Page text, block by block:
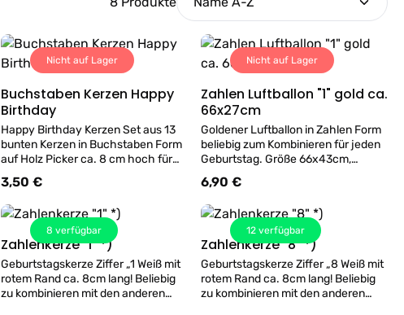
Nicht auf Lager
Details
Buchstaben Kerzen Happy
Birthday
Happy Birthday Kerzen Set aus 13
bunten Kerzen in Buchstaben Form
auf Holz Picker ca. 8 cm hoch für
die Geburtstagstorte.
Regulärer Preis:
3,50 €
Nicht auf Lager
Details
Zahlen Luftballon "1" gold ca.
66x27cm
Goldener Luftballon in Zahlen Form
beliebig zum Kombinieren für jeden
Geburtstag. Größe 66x43cm,
Lieferung ohne Helium Füllung.
Luftballon in Wien kaufen gerne bei
uns. Bei Abholung befüllen wir gerne
im Geschäft.
Regulärer Preis:
6,90 €
8 verfügbar
Details
Zahlenkerze "1" *)
Geburtstagskerze Ziffer „1 Weiß mit
rotem Rand ca. 8cm lang! Beliebig
zu kombinieren mit den anderen
12 verfügbar
Details
Zahlenkerze "8" *)
Geburtstagskerze Ziffer „8 Weiß mit
rotem Rand ca. 8cm lang! Beliebig
zu kombinieren mit den anderen